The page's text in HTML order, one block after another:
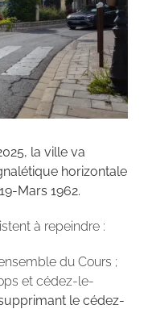
la ville va
horizontale
Mars 1962.
à repeindre :
du Cours ;
et cédez-le-
le cédez-